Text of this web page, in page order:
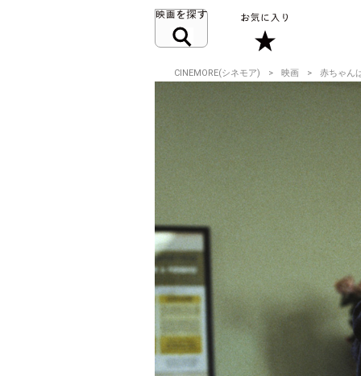
CINEMORE(シネモア) 映画 赤ちゃん